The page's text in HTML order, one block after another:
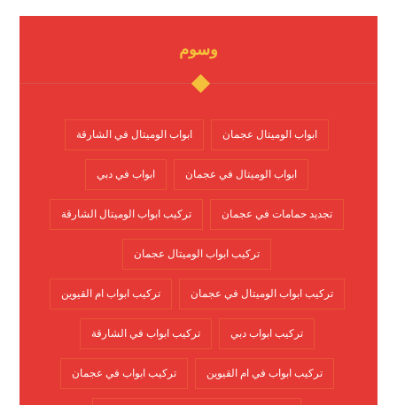
وسوم
ابواب الوميتال عجمان ابواب الوميتال في الشارقة
ابواب الوميتال في عجمان ابواب في دبي
تجديد حمامات في عجمان تركيب ابواب الوميتال الشارقة
تركيب ابواب الوميتال عجمان
تركيب ابواب الوميتال في عجمان تركيب ابواب ام القيوين
تركيب ابواب دبي تركيب ابواب في الشارقة
تركيب ابواب في ام القيوين تركيب ابواب في عجمان